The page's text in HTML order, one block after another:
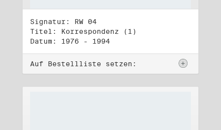
Signatur: RW 04
Titel: Korrespondenz (1)
Datum: 1976 - 1994
Auf Bestellliste setzen: